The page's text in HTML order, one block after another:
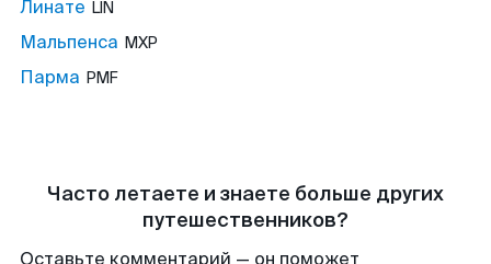
Линате LIN
Мальпенса MXP
Парма PMF
Часто летаете и знаете больше других
путешественников?
Оставьте комментарий — он поможет